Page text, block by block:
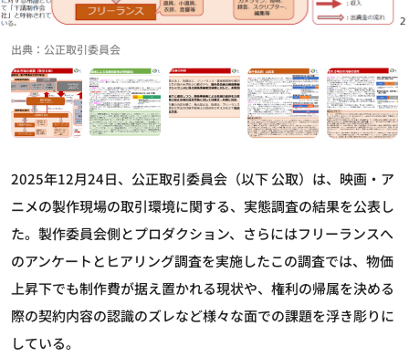
出典：公正取引委員会
2025年12月24日、公正取引委員会（以下 公取）は、映画・ア
ニメの製作現場の取引環境に関する、実態調査の結果を公表し
た。製作委員会側とプロダクション、さらにはフリーランスへ
のアンケートとヒアリング調査を実施したこの調査では、物価
上昇下でも制作費が据え置かれる現状や、権利の帰属を決める
際の契約内容の認識のズレなど様々な面での課題を浮き彫りに
している。